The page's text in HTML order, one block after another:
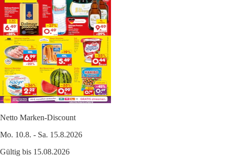
Netto Marken-Discount
Mo. 10.8. - Sa. 15.8.2026
Gültig bis 15.08.2026